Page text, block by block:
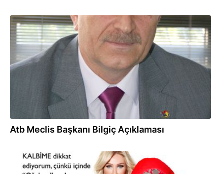
09.10.2012
Atb Meclis Başkanı Bilgiç Açıklaması
04.07.2012